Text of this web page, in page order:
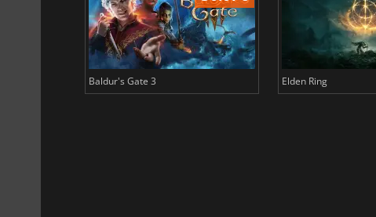
Baldur's Gate 3 Elden Ring